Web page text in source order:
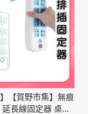
】【賀野市集】無痕
長線固定器 桌面